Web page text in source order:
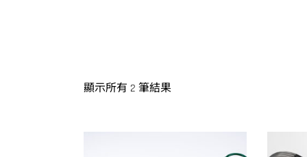
顯示所有 2 筆結果